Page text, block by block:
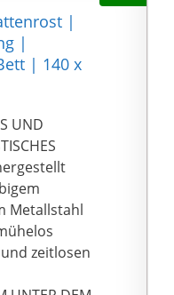
von 36cm
143x203
Sie
denn es
zu 8
unter
und 4
das
-
|
|
| 140 x
UND
Metallstahl
zeitlosen